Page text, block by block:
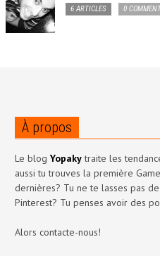
6 ARTICLES 0
À propos
Le blog Yopakytraite les
aussi tu trouves la première
dernières? Tu ne te lasses pas
Pinterest? Tu penses avoir des
Alors contacte-nous!